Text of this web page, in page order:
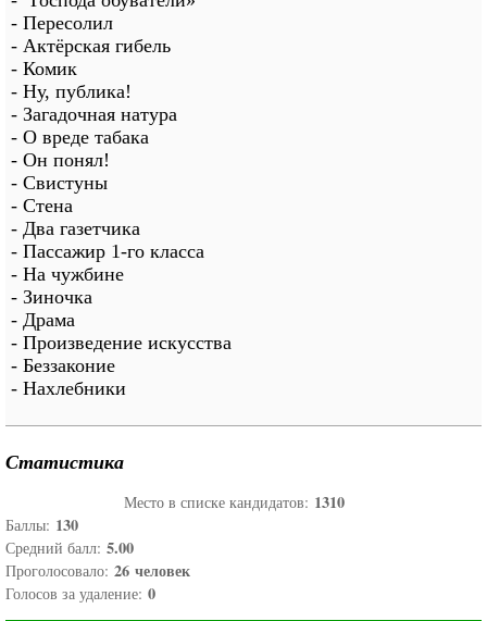
- Пересолил
- Актёрская гибель
- Комик
- Ну, публика!
- Загадочная натура
- О вреде табака
- Он понял!
- Свистуны
- Стена
- Два газетчика
- Пассажир 1-го класса
- На чужбине
- Зиночка
- Драма
- Произведение искусства
- Беззаконие
- Нахлебники
Статистика
Место в списке кандидатов: 1310
Баллы: 130
Средний балл: 5.00
Проголосовало: 26 человек
Голосов за удаление: 0